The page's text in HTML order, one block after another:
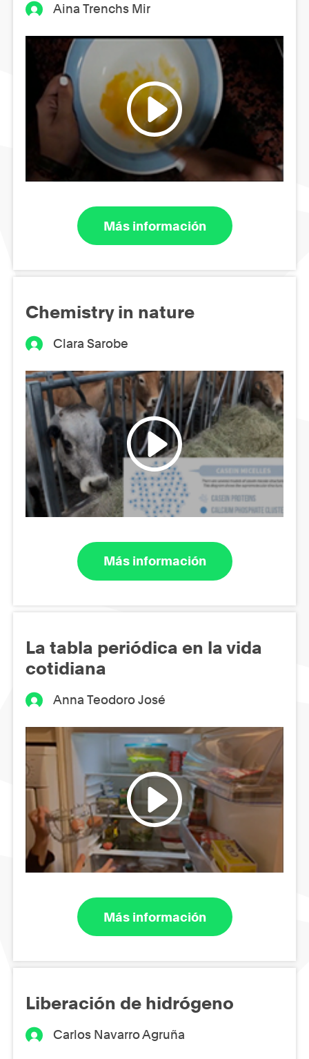
Aina Trenchs Mir
Más información
Chemistry in nature
Clara Sarobe
Más información
La tabla periódica en la vida
cotidiana
Anna Teodoro José
Más información
Liberación de hidrógeno
Carlos Navarro Agruña